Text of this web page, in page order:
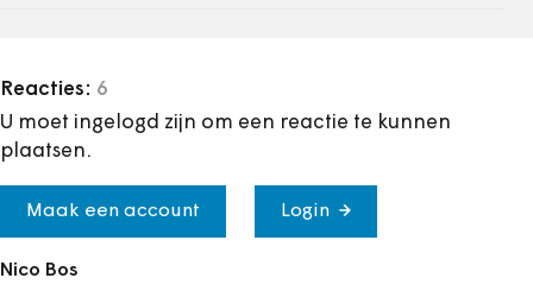
Reacties: 6
U moet ingelogd zijn om een reactie te kunnen
plaatsen.
Maak een account Login
Nico Bos